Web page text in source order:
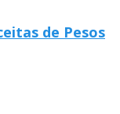
de Pesos